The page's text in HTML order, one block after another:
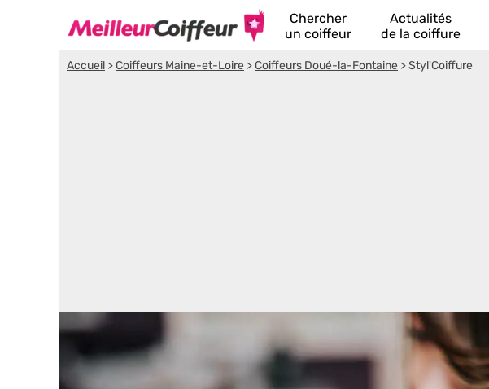
Chercher
un coiffeur
Actualités
de la coiffure
Accueil >Coiffeurs Maine-et-Loire >Coiffeurs Doué-la-Fontaine >Styl'Coiffure